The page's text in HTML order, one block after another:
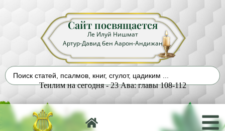
Сайт посвящается
Ле Илуй Нишмат
Артур-Давид бен Аарон-Андижан
Теилим на сегодня - 23 Ава: главы 108-112